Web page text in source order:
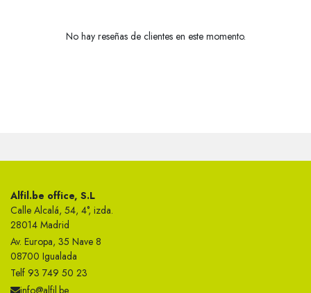
No hay reseñas de clientes en este momento.
Alfil.be office, S.L
Calle Alcalá, 54, 4°, izda.
28014 Madrid
Av. Europa, 35 Nave 8
08700 Igualada
Telf 93 749 50 23
info@alfil.be